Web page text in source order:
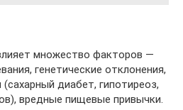
множество факторов —
генетические отклонения,
диабет, гипотиреоз,
вредные пищевые привычки.